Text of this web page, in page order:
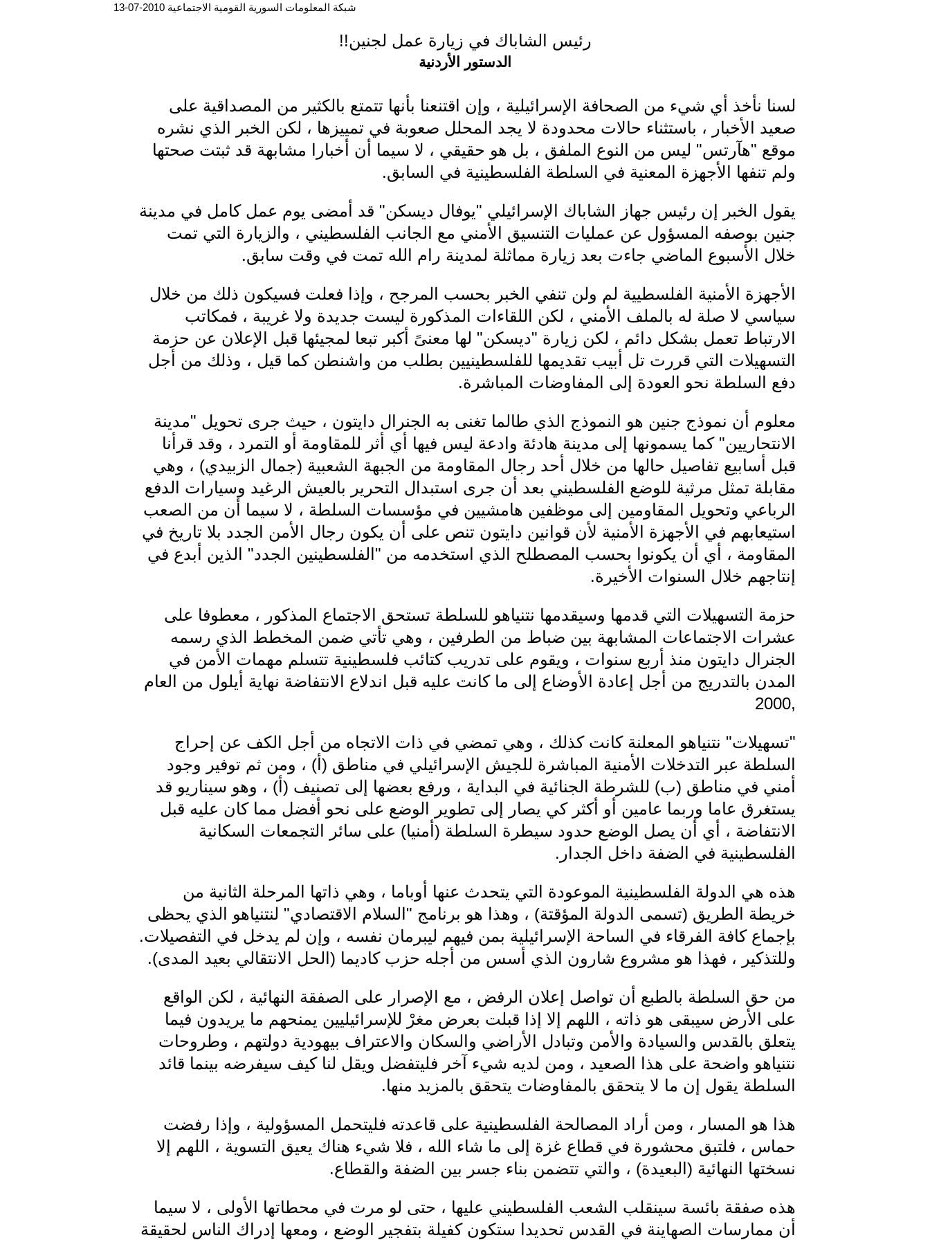
شبكة المعلومات السورية القومية الاجتماعية 2010-07-13
رئيس الشاباك في زيارة عمل لجنين!!
الدستور الأردنية
لسنا نأخذ أي شيء من الصحافة الإسرائيلية ، وإن اقتنعنا بأنها تتمتع بالكثير من المصداقية على
صعيد الأخبار ، باستثناء حالات محدودة لا يجد المحلل صعوبة في تمييزها ، لكن الخبر الذي نشره
موقع "هآرتس" ليس من النوع الملفق ، بل هو حقيقي ، لا سيما أن أخبارا مشابهة قد ثبتت صحتها
ولم تنفها الأجهزة المعنية في السلطة الفلسطينية في السابق.
يقول الخبر إن رئيس جهاز الشاباك الإسرائيلي "يوفال ديسكن" قد أمضى يوم عمل كامل في مدينة
جنين بوصفه المسؤول عن عمليات التنسيق الأمني مع الجانب الفلسطيني ، والزيارة التي تمت
خلال الأسبوع الماضي جاءت بعد زيارة مماثلة لمدينة رام الله تمت في وقت سابق.
الأجهزة الأمنية الفلسطيية لم ولن تنفي الخبر بحسب المرجح ، وإذا فعلت فسيكون ذلك من خلال
سياسي لا صلة له بالملف الأمني ، لكن اللقاءات المذكورة ليست جديدة ولا غريبة ، فمكاتب
الارتباط تعمل بشكل دائم ، لكن زيارة "ديسكن" لها معنىً أكبر تبعا لمجيئها قبل الإعلان عن حزمة
التسهيلات التي قررت تل أبيب تقديمها للفلسطينيين بطلب من واشنطن كما قيل ، وذلك من أجل
دفع السلطة نحو العودة إلى المفاوضات المباشرة.
معلوم أن نموذج جنين هو النموذج الذي طالما تغنى به الجنرال دايتون ، حيث جرى تحويل "مدينة
الانتحاريين" كما يسمونها إلى مدينة هادئة وادعة ليس فيها أي أثر للمقاومة أو التمرد ، وقد قرأنا
قبل أسابيع تفاصيل حالها من خلال أحد رجال المقاومة من الجبهة الشعبية (جمال الزبيدي) ، وهي
مقابلة تمثل مرثية للوضع الفلسطيني بعد أن جرى استبدال التحرير بالعيش الرغيد وسيارات الدفع
الرباعي وتحويل المقاومين إلى موظفين هامشيين في مؤسسات السلطة ، لا سيما أن من الصعب
استيعابهم في الأجهزة الأمنية لأن قوانين دايتون تنص على أن يكون رجال الأمن الجدد بلا تاريخ في
المقاومة ، أي أن يكونوا بحسب المصطلح الذي استخدمه من "الفلسطينين الجدد" الذين أبدع في
إنتاجهم خلال السنوات الأخيرة.
حزمة التسهيلات التي قدمها وسيقدمها نتنياهو للسلطة تستحق الاجتماع المذكور ، معطوفا على
عشرات الاجتماعات المشابهة بين ضباط من الطرفين ، وهي تأتي ضمن المخطط الذي رسمه
الجنرال دايتون منذ أربع سنوات ، ويقوم على تدريب كتائب فلسطينية تتسلم مهمات الأمن في
المدن بالتدريج من أجل إعادة الأوضاع إلى ما كانت عليه قبل اندلاع الانتفاضة نهاية أيلول من العام
,2000
"تسهيلات" نتنياهو المعلنة كانت كذلك ، وهي تمضي في ذات الاتجاه من أجل الكف عن إحراج
السلطة عبر التدخلات الأمنية المباشرة للجيش الإسرائيلي في مناطق (أ) ، ومن ثم توفير وجود
أمني في مناطق (ب) للشرطة الجنائية في البداية ، ورفع بعضها إلى تصنيف (أ) ، وهو سيناريو قد
يستغرق عاما وربما عامين أو أكثر كي يصار إلى تطوير الوضع على نحو أفضل مما كان عليه قبل
الانتفاضة ، أي أن يصل الوضع حدود سيطرة السلطة (أمنيا) على سائر التجمعات السكانية
الفلسطينية في الضفة داخل الجدار.
هذه هي الدولة الفلسطينية الموعودة التي يتحدث عنها أوباما ، وهي ذاتها المرحلة الثانية من
خريطة الطريق (تسمى الدولة المؤقتة) ، وهذا هو برنامج "السلام الاقتصادي" لنتنياهو الذي يحظى
بإجماع كافة الفرقاء في الساحة الإسرائيلية بمن فيهم ليبرمان نفسه ، وإن لم يدخل في التفصيلات.
وللتذكير ، فهذا هو مشروع شارون الذي أسس من أجله حزب كاديما (الحل الانتقالي بعيد المدى).
من حق السلطة بالطبع أن تواصل إعلان الرفض ، مع الإصرار على الصفقة النهائية ، لكن الواقع
على الأرض سيبقى هو ذاته ، اللهم إلا إذا قبلت بعرض مغرْ للإسرائيليين يمنحهم ما يريدون فيما
يتعلق بالقدس والسيادة والأمن وتبادل الأراضي والسكان والاعتراف بيهودية دولتهم ، وطروحات
نتنياهو واضحة على هذا الصعيد ، ومن لديه شيء آخر فليتفضل ويقل لنا كيف سيفرضه بينما قائد
السلطة يقول إن ما لا يتحقق بالمفاوضات يتحقق بالمزيد منها.
هذا هو المسار ، ومن أراد المصالحة الفلسطينية على قاعدته فليتحمل المسؤولية ، وإذا رفضت
حماس ، فلتبق محشورة في قطاع غزة إلى ما شاء الله ، فلا شيء هناك يعيق التسوية ، اللهم إلا
نسختها النهائية (البعيدة) ، والتي تتضمن بناء جسر بين الضفة والقطاع.
هذه صفقة بائسة سينقلب الشعب الفلسطيني عليها ، حتى لو مرت في محطاتها الأولى ، لا سيما
أن ممارسات الصهاينة في القدس تحديدا ستكون كفيلة بتفجير الوضع ، ومعها إدراك الناس لحقيقة